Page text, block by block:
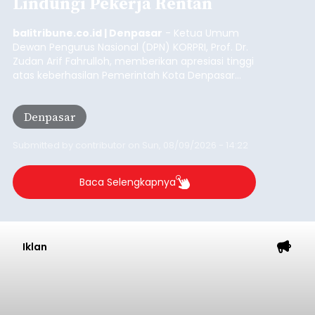
balitribune.co.id | Denpasar - Ketua Umum
Dewan Pengurus Nasional (DPN) KORPRI, Prof. Dr.
Zudan Arif Fahrulloh, memberikan apresiasi tinggi
atas keberhasilan Pemerintah Kota Denpasar
mengimplementasikan program gotong royong
kepedulian sosial bertajuk "Sembagi Arutala".
Denpasar
Baca Selengkapnya
Iklan